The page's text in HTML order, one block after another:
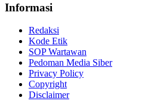
Informasi
Redaksi
Kode Etik
SOP Wartawan
Pedoman Media Siber
Privacy Policy
Copyright
Disclaimer